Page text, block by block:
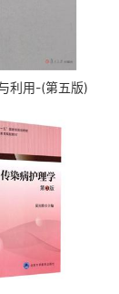
利用-(第五版)